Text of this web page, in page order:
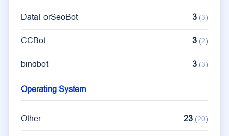
DataForSeoBot 3 (3)
CCBot 3 (2)
bingbot 3 (3)
ClaudeBot
Operating System
Other 23 (20)